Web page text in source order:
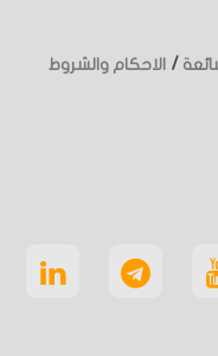
/ الاحكام والشروط